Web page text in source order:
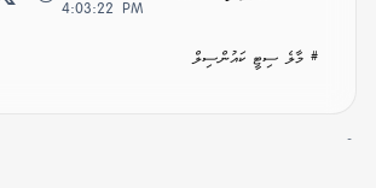
4:03:22 PM
# މާލެ ސިޓީ ކައުންސިލް
-